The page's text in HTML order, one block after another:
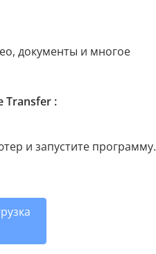
документы и многое
Transfer :
и запустите программу.